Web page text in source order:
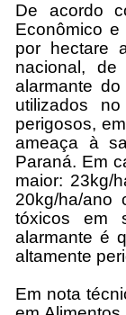
De acordo
Econômico
por hectare
nacional,
alarmante
utilizados
perigosos,
ameaça à
Paraná. Em
maior: 23kg/
20kg/ha/ano
tóxicos em
alarmante é
altamente
Em nota